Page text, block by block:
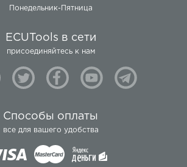
Понедельник-Пятница
ECUTools в сети
присоединяйтесь к нам
Способы оплаты
все для вашего удобства